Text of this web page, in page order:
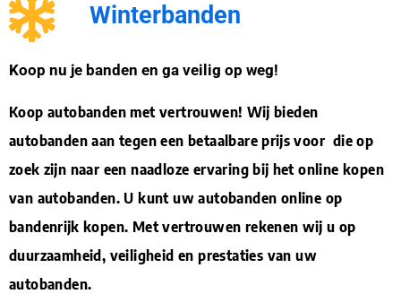
Winterbanden
Koop nu je banden en ga veilig op weg!
Koop autobanden met vertrouwen! Wij bieden
autobanden aan tegen een betaalbare prijs voor die op
zoek zijn naar een naadloze ervaring bij het online kopen
van autobanden. U kunt uw autobanden online op
bandenrijk kopen. Met vertrouwen rekenen wij u op
duurzaamheid, veiligheid en prestaties van uw
autobanden.